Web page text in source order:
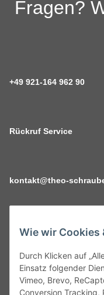
Wie wir Cookies
Durch Klicken auf
Einsatz folgender
Vimeo, Brevo,
Conversion Tracking,
Fragen?
+49 921-164 962 90
Rückruf Service
kontakt@theo-
Service